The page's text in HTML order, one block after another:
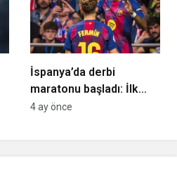
İspanya’da derbi
maratonu başladı: İlk
maçın kazananı
4 ay önce